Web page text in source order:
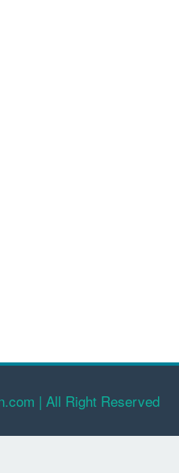
| All Right Reserved